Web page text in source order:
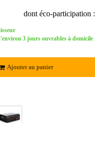
dont éco-participation :
3 jours ouvrables à domicile
Ajouter au panier